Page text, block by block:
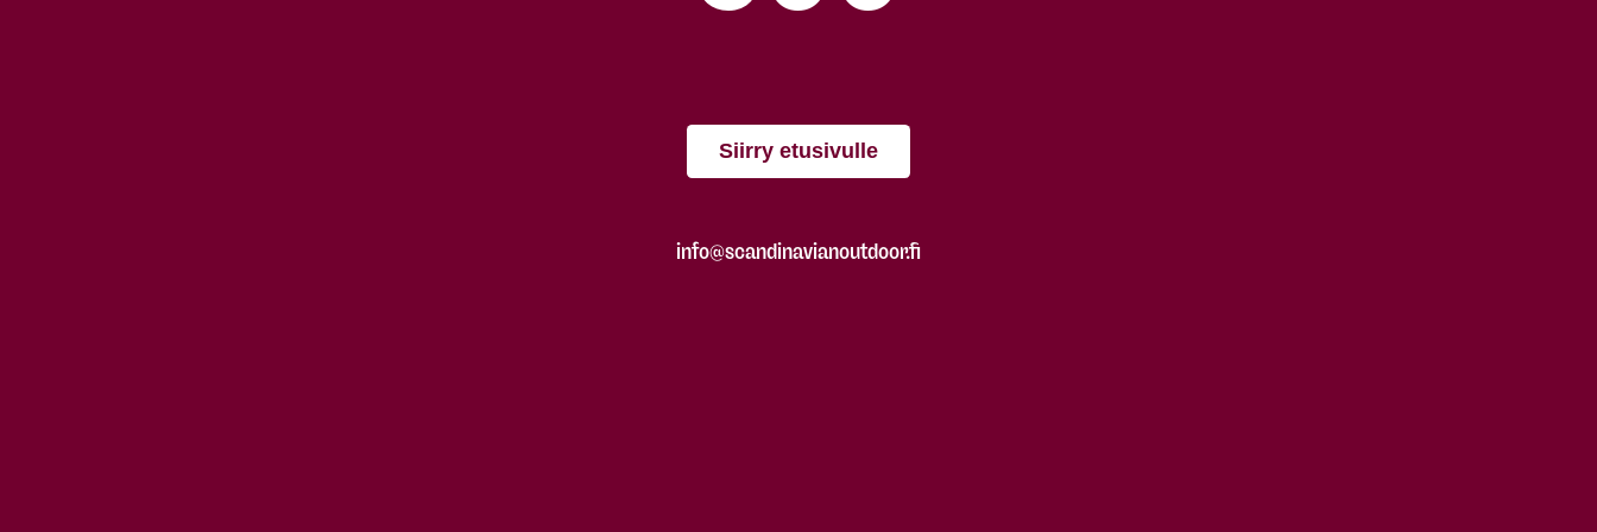
Siirry etusivulle
info@scandinavianoutdoor.fi